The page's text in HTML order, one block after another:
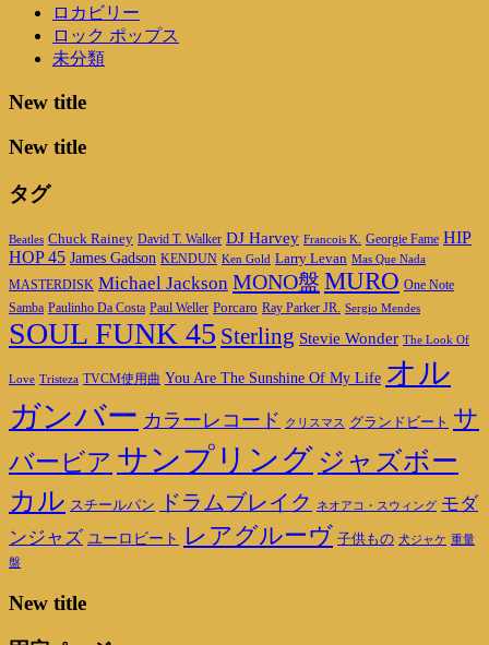
ロカビリー
ロック ポップス
未分類
New title
New title
タグ
Beatles Chuck Rainey David T. Walker DJ Harvey Francois K. Georgie Fame HIP
HOP 45 James Gadson KENDUN Ken Gold Larry Levan Mas Que Nada
MASTERDISK Michael Jackson MONO盤 MURO One Note
Samba Paulinho Da Costa Paul Weller Porcaro Ray Parker JR. Sergio Mendes
SOUL FUNK 45 Sterling Stevie Wonder The Look Of
Love Tristeza TVCM使用曲 You Are The Sunshine Of My Life オル
ガンバー カラーレコード クリスマス グランドビート サ
バービア サンプリング ジャズボー
カル スチールパン ドラムブレイク ネオアコ・スウィング モダ
ンジャズ ユーロビート レアグルーヴ 子供もの 犬ジャケ 重量
盤
New title